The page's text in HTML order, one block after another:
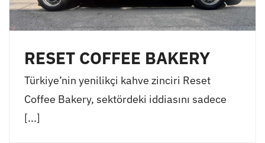
RESET COFFEE BAKERY
Türkiye’nin yenilikçi kahve zinciri Reset
Coffee Bakery, sektördeki iddiasını sadece
[...]